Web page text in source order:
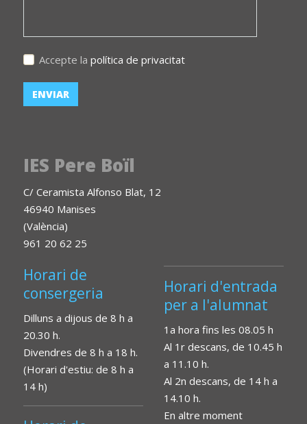
Accepte la política de privacitat
IES Pere Boïl
C/ Ceramista Alfonso Blat, 12
46940 Manises
(València)
961 20 62 25
Horari de
consergeria
Dilluns a dijous de 8 h a
20.30 h.
Divendres de 8 h a 18 h.
(Horari d'estiu: de 8 h a
14 h)
Horari d'entrada
per a l'alumnat
1a hora fins les 08.05 h
Al 1r descans, de 10.45 h
a 11.10 h.
Al 2n descans, de 14 h a
14.10 h.
En altre moment